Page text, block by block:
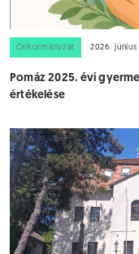
Önkormányzat 2026. június
Pomáz 2025. évi
értékelése